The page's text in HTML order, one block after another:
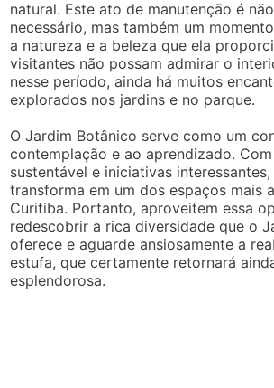
natural. Este ato de manutenção é
necessário, mas também um
a natureza e a beleza que ela
visitantes não possam admirar o
nesse período, ainda há muitos
explorados nos jardins e no parque.
O Jardim Botânico serve como um
contemplação e ao aprendizado.
sustentável e iniciativas interessantes,
transforma em um dos espaços mais
Curitiba. Portanto, aproveitem essa
redescobrir a rica diversidade que o
oferece e aguarde ansiosamente a
estufa, que certamente retornará
esplendorosa.